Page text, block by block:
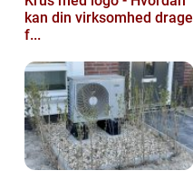
kan din virksomhed drage
f...